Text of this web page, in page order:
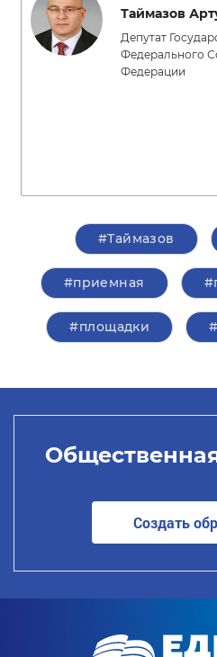
Таймазов
Депутат
Федерального
Федерации
#Таймазов
#приемная
#площадки
Создать